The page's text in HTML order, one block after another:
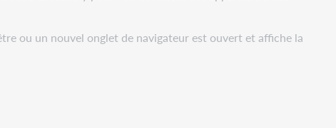
ou un nouvel onglet de navigateur est ouvert et affiche la